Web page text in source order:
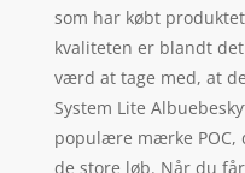
som har købt
kvaliteten er blandt
værd at tage med, at
System Lite
populære mærke POC,
de store løb. Når du